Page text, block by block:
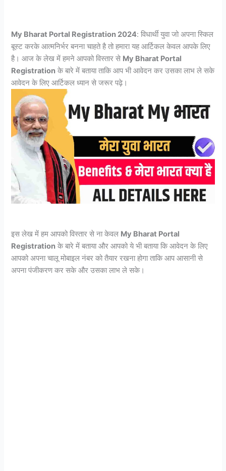
My Bharat Portal Registration 2024: विधार्थी युवा जो अपना स्किल
बूस्ट करके आत्मनिर्भर बनना चाहते है तो हमारा यह आर्टिकल केवल आपके लिए
है। आज के लेख में हमने आपको विस्तार से My Bharat Portal
Registration के बारे में बताया ताकि आप भी आवेदन कर उसका लाभ ले सके
आवेदन के लिए आर्टिकल ध्यान से जरूर पढ़े।
इस लेख में हम आपको विस्तार से ना केवल My Bharat Portal
Registration के बारे में बताया और आपको ये भी बताया कि आवेदन के लिए
आपको अपना चालू मोबाइल नंबर को तैयार रखना होगा ताकि आप आसानी से
अपना पंजीकरण कर सके और उसका लाभ ले सके।